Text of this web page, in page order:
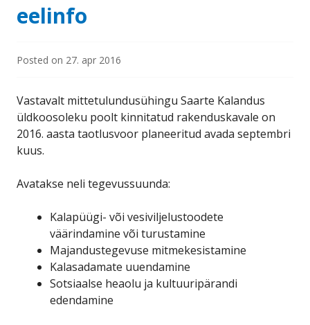
eelinfo
Posted on 27. apr 2016
Vastavalt mittetulundusühingu Saarte Kalandus
üldkoosoleku poolt kinnitatud rakenduskavale on
2016. aasta taotlusvoor planeeritud avada septembri
kuus.
Avatakse neli tegevussuunda:
Kalapüügi- või vesiviljelustoodete
väärindamine või turustamine
Majandustegevuse mitmekesistamine
Kalasadamate uuendamine
Sotsiaalse heaolu ja kultuuripärandi
edendamine